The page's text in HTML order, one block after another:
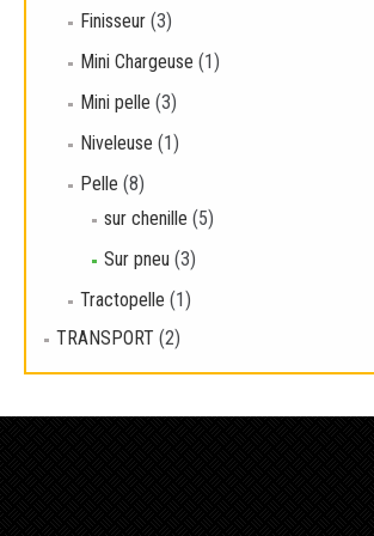
Finisseur (3)
Mini Chargeuse (1)
Mini pelle (3)
Niveleuse (1)
Pelle (8)
sur chenille (5)
Sur pneu (3)
Tractopelle (1)
TRANSPORT (2)